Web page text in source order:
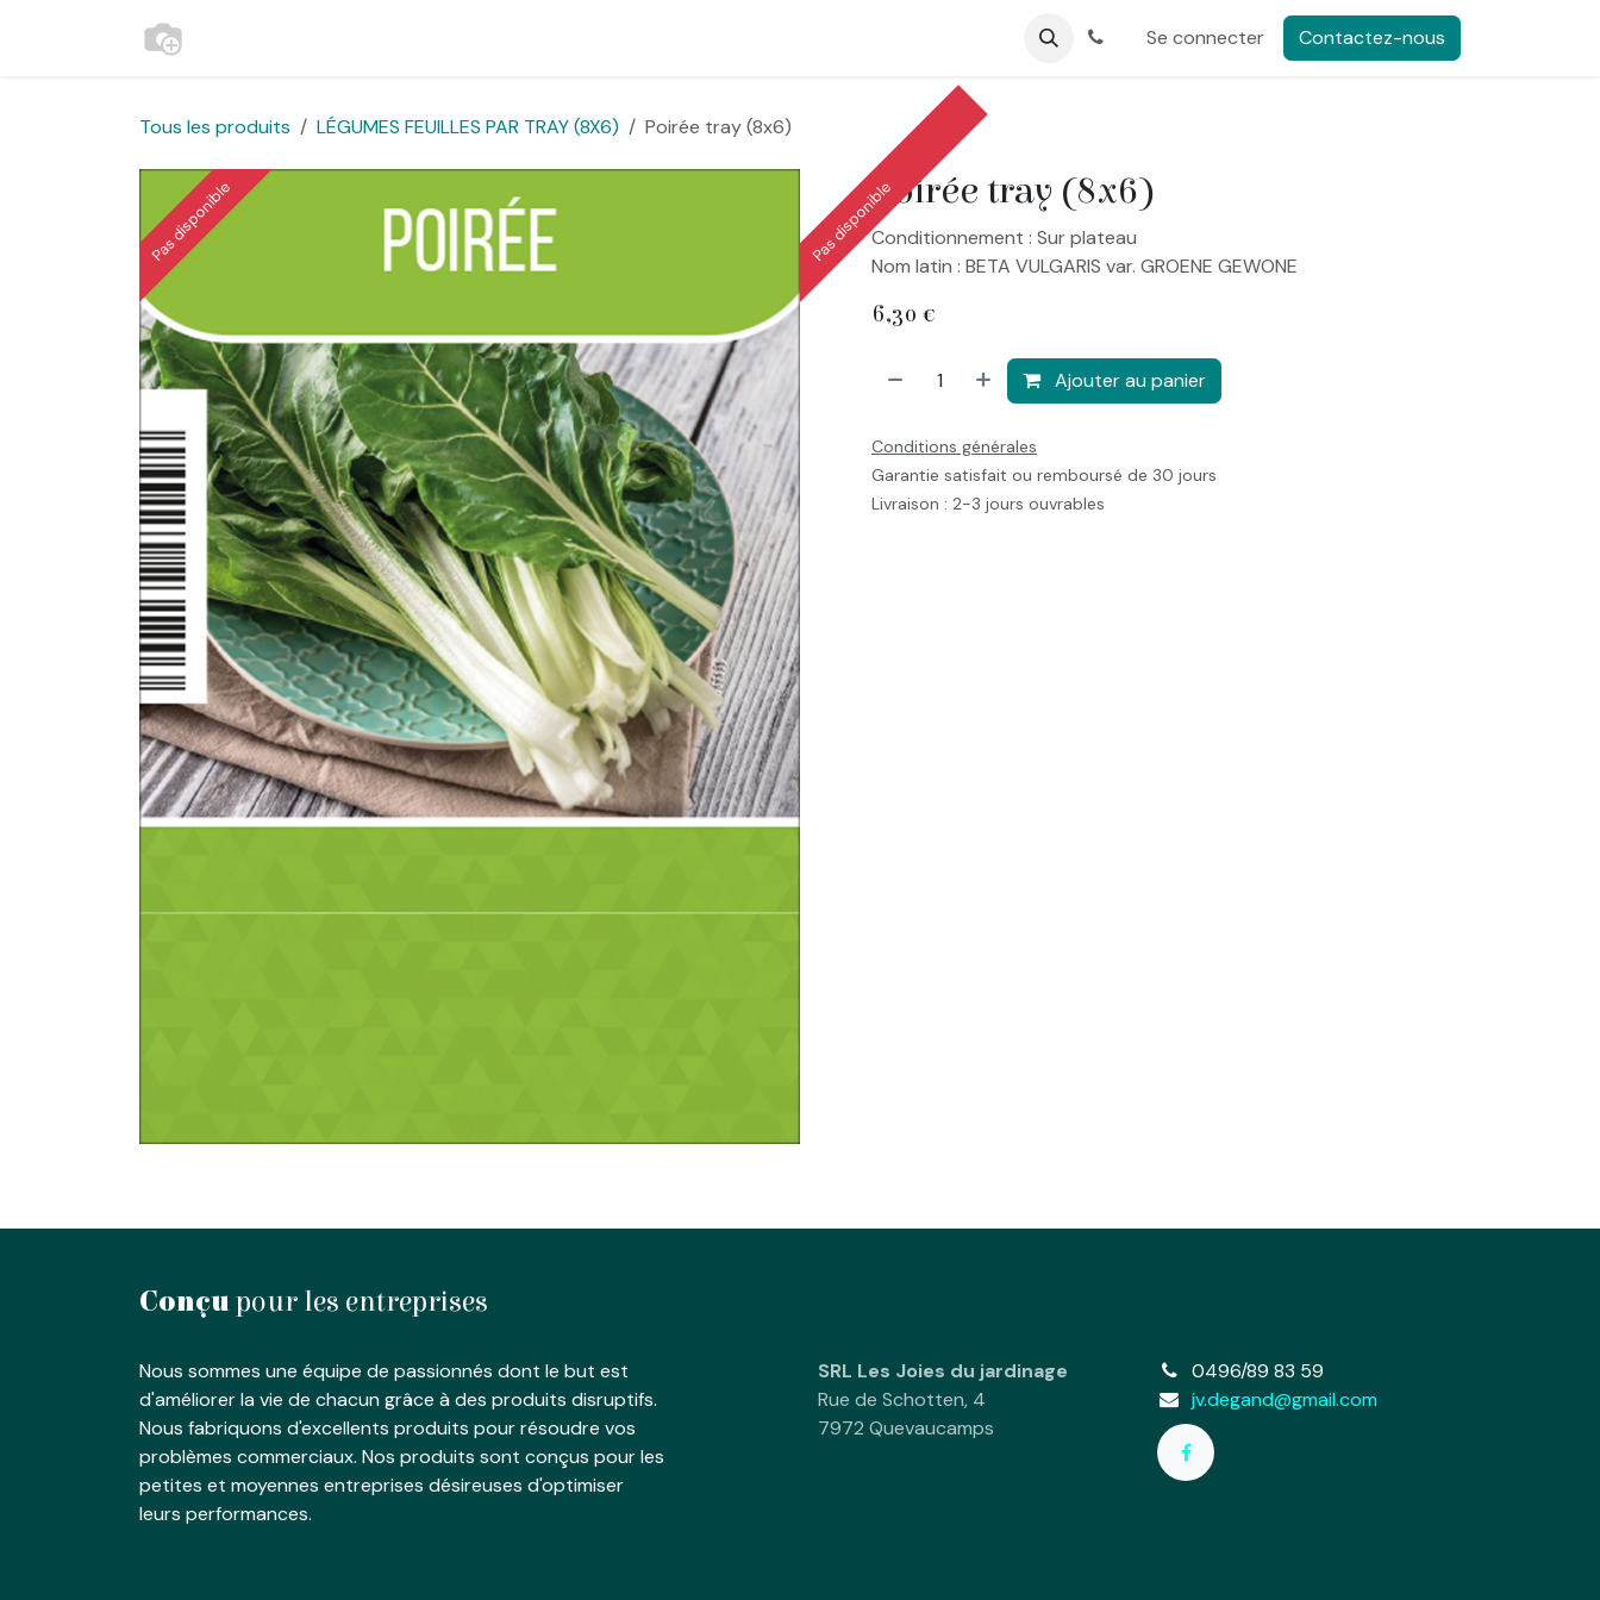
Se connecter Contactez-nous
Tous les produits LÉGUMES FEUILLES PAR TRAY (8X6) Poirée tray (8x6)
Pas disponible Poirée tray (8x6)
Pas disponibleConditionnement : Sur plateau
Nom latin : BETA VULGARIS var. GROENE GEWONE
6,30 €
Ajouter au panier
Conditions générales
Garantie satisfait ou remboursé de 30 jours
Livraison : 2-3 jours ouvrables
Conçupour les entreprises
Nous sommes une équipe de passionnés dont le but est
d'améliorer la vie de chacun grâce à des produits disruptifs.
Nous fabriquons d'excellents produits pour résoudre vos
problèmes commerciaux. Nos produits sont conçus pour les
petites et moyennes entreprises désireuses d'optimiser
leurs performances.
SRL Les Joies du jardinage
Rue de Schotten, 4
7972 Quevaucamps
0496/89 83 59
jv.degand@gmail.com